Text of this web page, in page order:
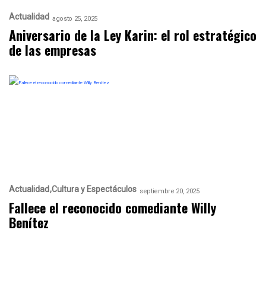
Actualidad agosto 25, 2025
Aniversario de la Ley Karin: el rol estratégico
de las empresas
Actualidad Cultura y Espectáculos septiembre 20, 2025
Fallece el reconocido comediante Willy
Benítez